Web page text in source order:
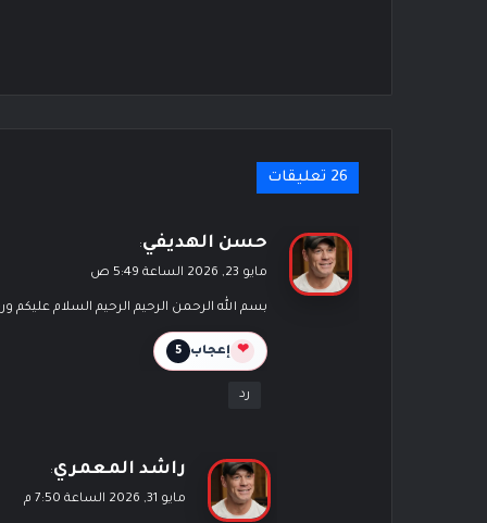
‫26 تعليقات
ي
ل
حسن الهديفي:
مايو 23, 2026 الساعة 5:49 ص
بسم الله الرحمن الرحيم الرحيم السلام
❤ إعجاب 5
رد
يراشد المعمري:
مايو 31, 2026 الساعة 7:50 م